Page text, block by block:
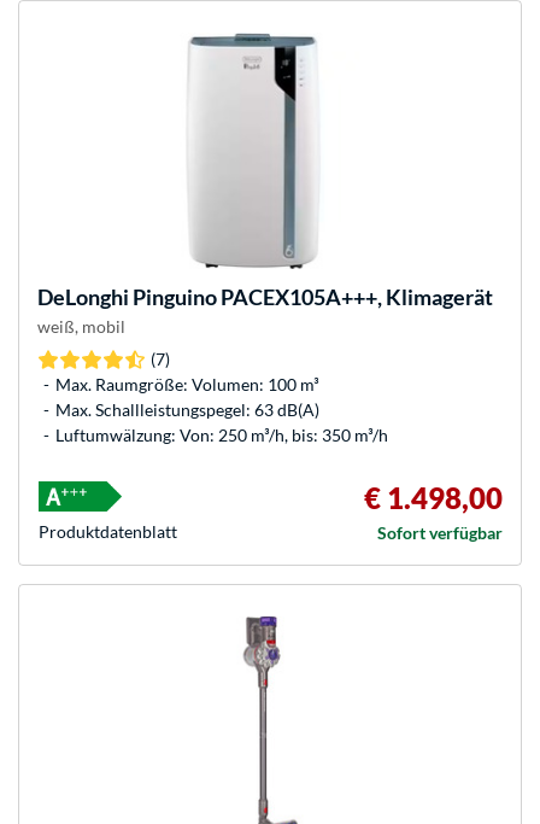
DeLonghi Pinguino PACEX105A+++, Klimagerät
weiß, mobil
(7)
Max. Raumgröße: Volumen: 100 m³
Max. Schallleistungspegel: 63 dB(A)
Luftumwälzung: Von: 250 m³/h, bis: 350 m³/h
€ 1.498,00
Sofort verfügbar
Produkt­datenblatt